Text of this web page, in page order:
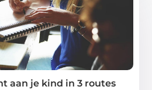
aan je kind in 3 routes